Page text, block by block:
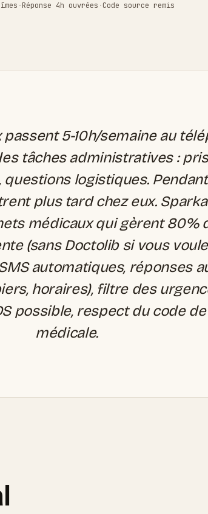
·Réponse 4h ouvrées ·Code source remis
5-10h/semaine au
tâches administratives :
logistiques.
plus tard chez eux.
médicaux qui gèrent 80%
(sans Doctolib si vous
automatiques, réponses
horaires), filtre des
possible, respect du code
médicale.